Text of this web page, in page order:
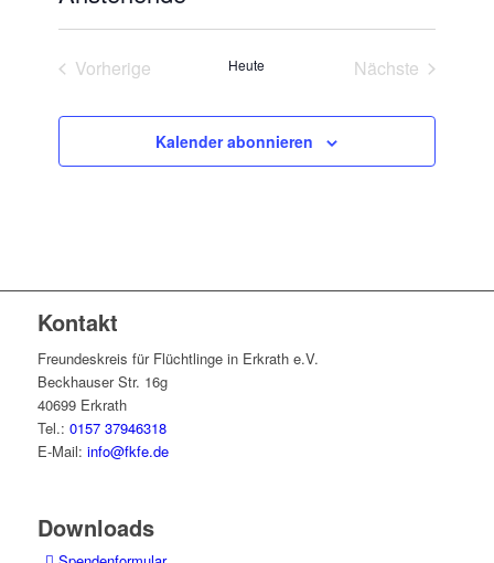
Vorherige
Heute
Nächste
Kalender abonnieren
Kontakt
Freundeskreis für Flüchtlinge in Erkrath e.V.
Beckhauser Str. 16g
40699 Erkrath
Tel.: 0157 37946318
E-Mail: info@fkfe.de
Downloads